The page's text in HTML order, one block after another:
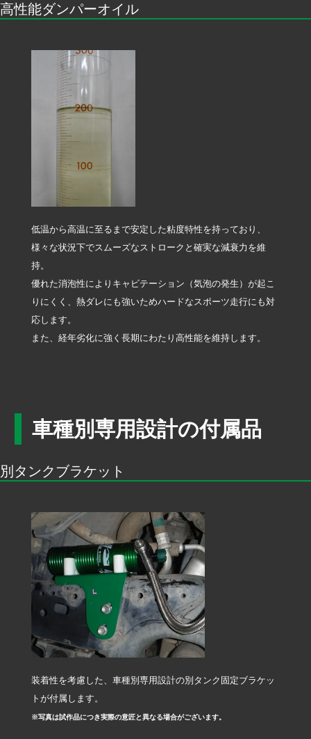
高性能ダンパーオイル
低温から高温に至るまで安定した粘度特性を持っており、
様々な状況下でスムーズなストロークと確実な減衰力を維
持。
優れた消泡性によりキャビテーション（気泡の発生）が起こ
りにくく、熱ダレにも強いためハードなスポーツ走行にも対
応します。
また、経年劣化に強く長期にわたり高性能を維持します。
車種別専用設計の付属品
別タンクブラケット
装着性を考慮した、車種別専用設計の別タンク固定ブラケッ
トが付属します。
※写真は試作品につき実際の意匠と異なる場合がございます。